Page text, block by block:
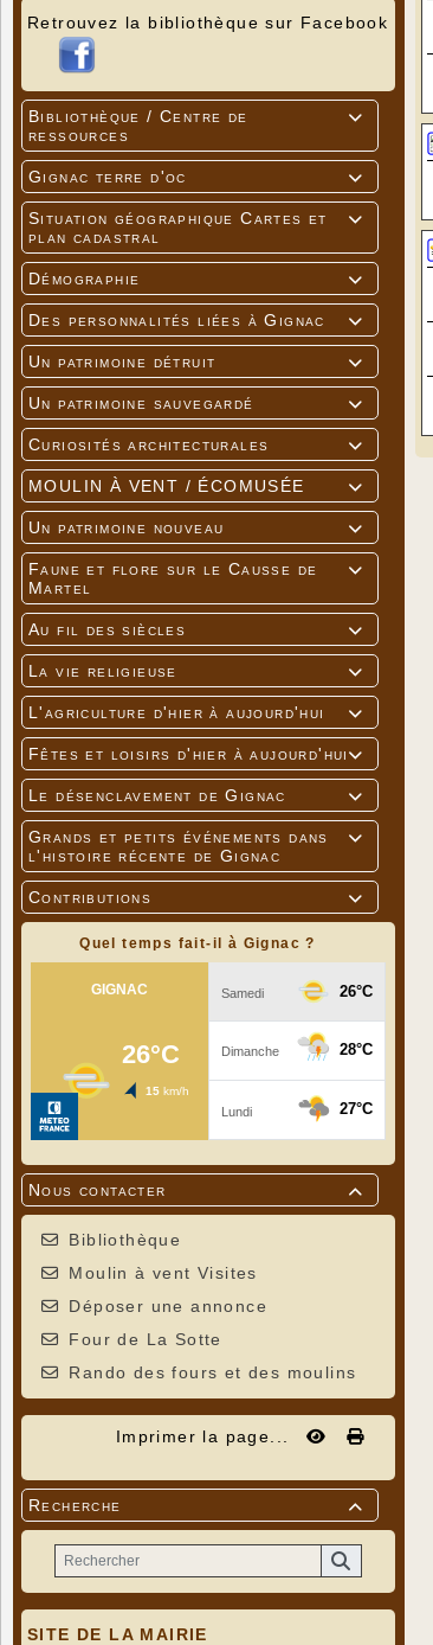
Retrouvez la bibliothèque sur Facebook

Bibliothèque / Centre de
ressources

Gignac terre d'oc

Situation géographique Cartes et
plan cadastral

Démographie

Des personnalités liées à Gignac

Un patrimoine détruit

Un patrimoine sauvegardé

Curiosités architecturales

MOULIN À VENT / ÉCOMUSÉE

Un patrimoine nouveau

Faune et flore sur le Causse de
Martel

Au fil des siècles

La vie religieuse

L'agriculture d'hier à aujourd'hui

Fêtes et loisirs d'hier à aujourd'hui

Le désenclavement de Gignac

Grands et petits événements dans
l'histoire récente de Gignac

Contributions
Quel temps fait-il à Gignac ?

Nous contacter
Bibliothèque
Moulin à vent Visites
Déposer une annonce
Four de La Sotte
Rando des fours et des moulins
Imprimer la page...

Recherche
SITE DE LA MAIRIE